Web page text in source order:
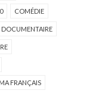
COMÉDIE
DOCUMENTAIRE
FRANÇAIS